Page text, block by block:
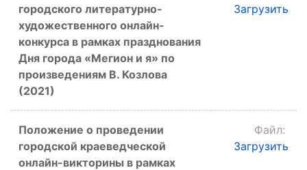
городского литературно-
художественного онлайн-
конкурса в рамках празднования
Дня города «Мегион и я» по
произведениям В. Козлова
(2021)
Загрузить
Положение о проведении
городской краеведческой
онлайн-викторины в рамках
Файл:
Загрузить